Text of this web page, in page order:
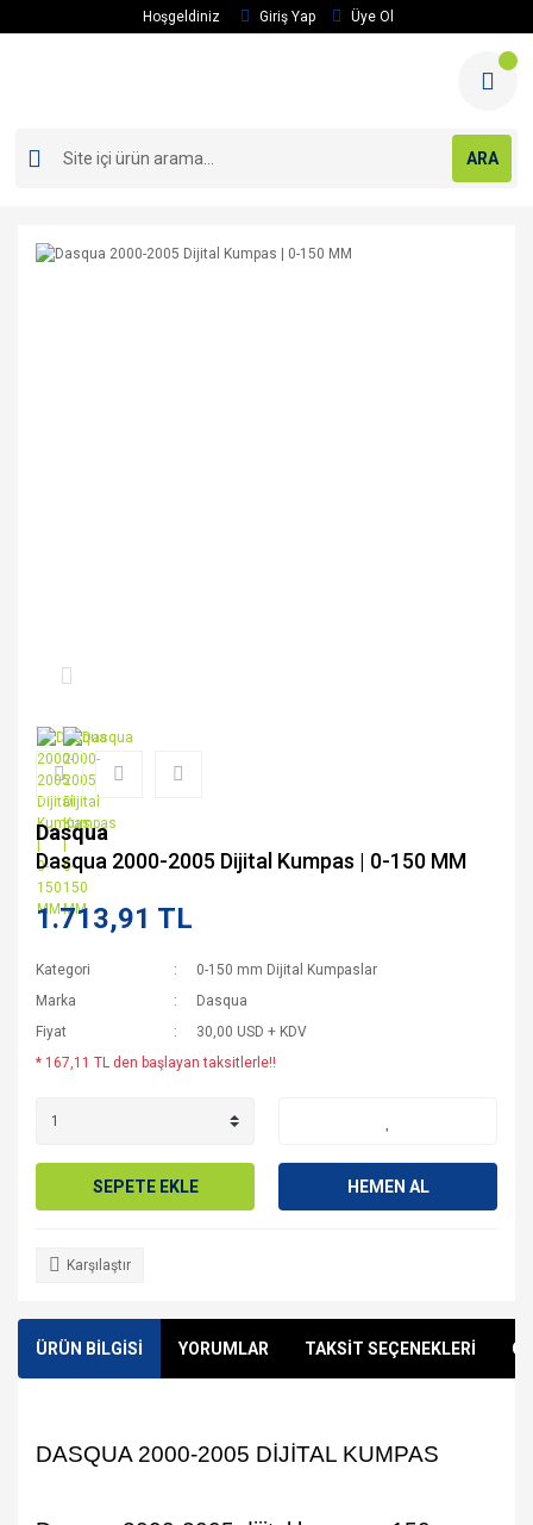
Hoşgeldiniz Giriş Yap Üye Ol
ARA
Dasqua
Dasqua 2000-2005 Dijital Kumpas | 0-150 MM
1.713,91 TL
Kategori
0-150 mm Dijital Kumpaslar
Marka
Dasqua
Fiyat
30,00 USD + KDV
* 167,11 TL den başlayan taksitlerle!!
SEPETE EKLE HEMEN AL
Karşılaştır
ÜRÜN BİLGİSİ YORUMLAR TAKSİT SEÇENEKLERİ
DASQUA 2000-2005 DİJİTAL KUMPAS